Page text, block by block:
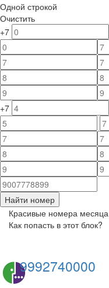
Одной строкой
Очистить
+7
+7
Найти номер
Красивые номера месяца
Как попасть в этот блок?
9992740000